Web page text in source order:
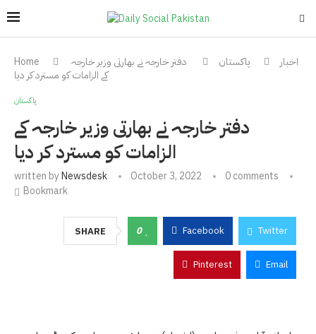
Home اخبار پاکستان
دفتر خارجہ نے بھارتی وزیر خارجہ
کے الزامات کو مسترد کر دیا
پاکستان
دفتر خارجہ نے بھارتی وزیر خارجہ کے
الزامات کو مسترد کر دیا
written byNewsdesk October 3, 2022
0 comments
Bookmark
SHARE 0 Facebook Twitter
Pinterest Email